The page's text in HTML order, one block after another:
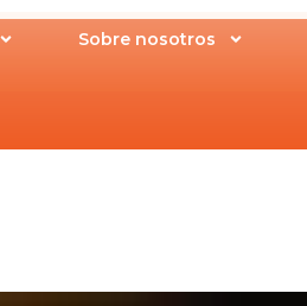
Sobre nosotros